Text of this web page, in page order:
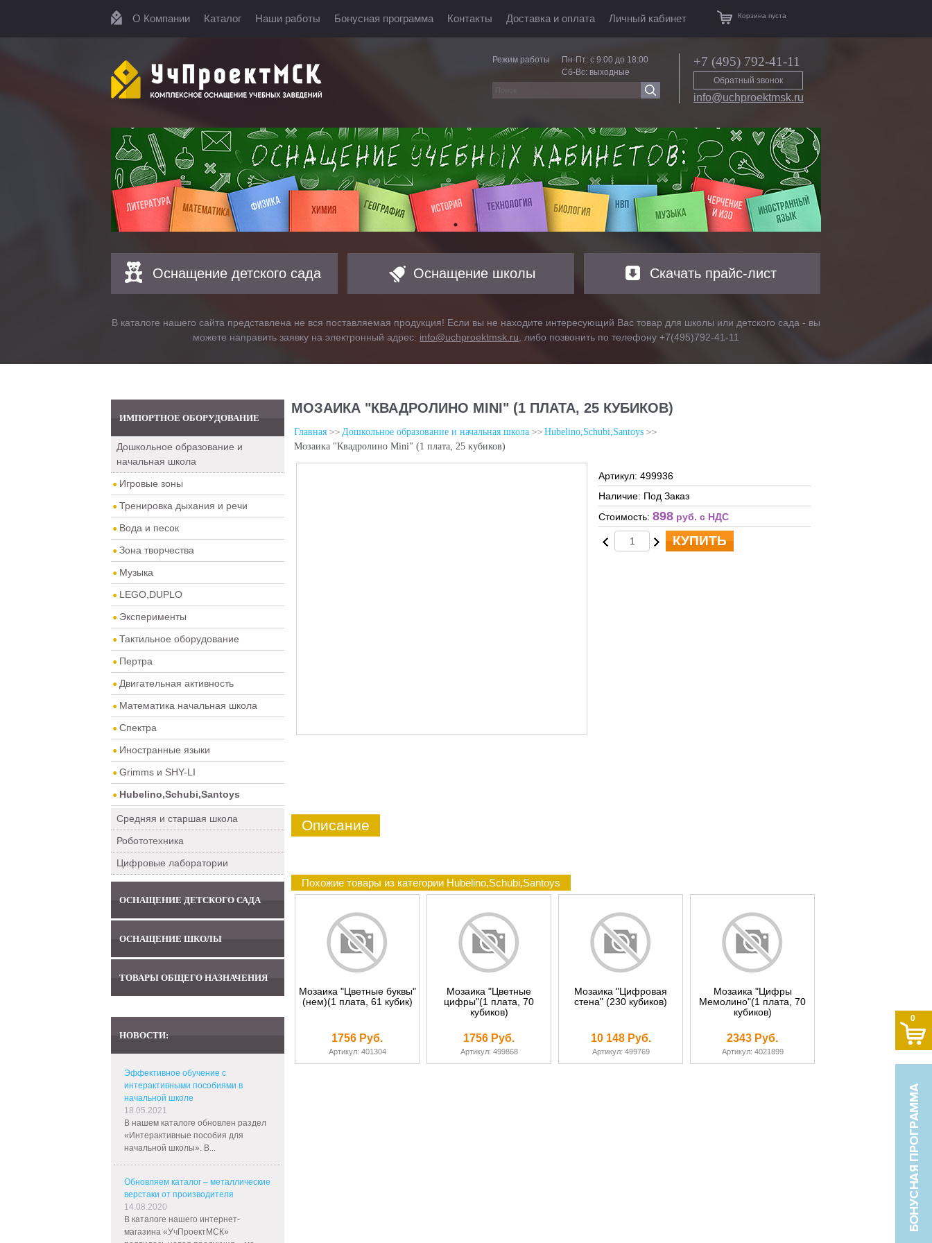
О Компании Каталог Наши работы Бонусная программа Контакты Доставка и оплата Личный кабинет Корзина пуста
Режим работы
Пн-Пт: с 9:00 до 18:00
Сб-Вс: выходные
+7 (495) 792-41-11
Обратный звонок
info@uchproektmsk.ru
Оснащение детского сада Оснащение школы Скачать прайс-лист
В каталоге нашего сайта представлена не вся поставляемая продукция! Если вы не находите интересующий Вас товар для школы или детского сада - вы
можете направить заявку на электронный адрес: info@uchproektmsk.ru , либо позвонить по телефону +7(495)792-41-11
ИМПОРТНОЕ ОБОРУДОВАНИЕ
Дошкольное образование и
начальная школа
Игровые зоны
Тренировка дыхания и речи
Вода и песок
Зона творчества
Музыка
LEGO,DUPLO
Эксперименты
Тактильное оборудование
Пертра
Двигательная активность
Математика начальная школа
Спектра
Иностранные языки
Grimms и SHY-LI
Hubelino,Schubi,Santoys
Средняя и старшая школа
Робототехника
Цифровые лаборатории
ОСНАЩЕНИЕ ДЕТСКОГО САДА
ОСНАЩЕНИЕ ШКОЛЫ
ТОВАРЫ ОБЩЕГО НАЗНАЧЕНИЯ
НОВОСТИ:
Эффективное обучение с
интерактивными пособиями в
начальной школе
18.05.2021
В нашем каталоге обновлен раздел
«Интерактивные пособия для
начальной школы». В...
Обновляем каталог – металлические
верстаки от производителя
14.08.2020
В каталоге нашего интернет-
магазина «УчПроектМСК»
МОЗАИКА "КВАДРОЛИНО MINI" (1 ПЛАТА, 25 КУБИКОВ)
Главная Дошкольное образование и начальная школа
Hubelino,Schubi,Santoys
Мозаика "Квадролино Mini" (1 плата, 25 кубиков)
Артикул: 499936
Наличие: Под Заказ
Стоимость: 898 руб. c НДС
КУПИТЬ
Описание
Похожие товары из категории Hubelino,Schubi,Santoys
Мозаика "Цветные буквы"
(нем)(1 плата, 61 кубик)
1756 Руб.
Артикул: 401304
Мозаика "Цветные
цифры"(1 плата, 70
кубиков)
1756 Руб.
Артикул: 499868
Мозаика "Цифровая
стена" (230 кубиков)
10 148 Руб.
Артикул: 499769
Мозаика "Цифры
Мемолино"(1 плата, 70
кубиков)
2343 Руб.
Артикул: 4021899
0